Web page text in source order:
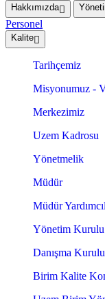
Hakkımızda
Personel
Kalite
Tarihçemiz
Misyonumuz -
Merkezimiz
Uzem Kadrosu
Yönetmelik
Müdür
Müdür
Yönetim Kurulu
Danışma Kurulu
Birim Kalite